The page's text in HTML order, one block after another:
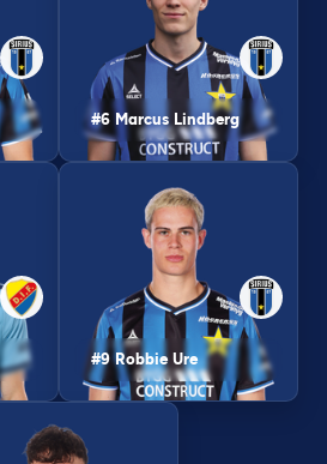
#6 Marcus Lindberg
#9 Robbie Ure